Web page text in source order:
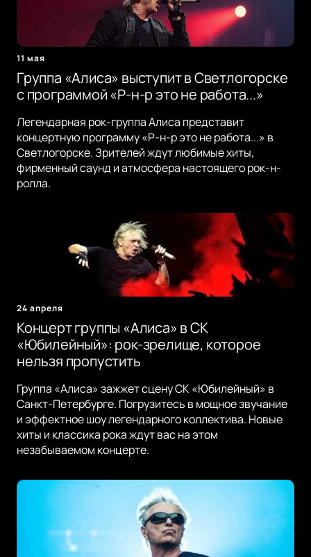
11 мая
Группа «Алиса» выступит в Светлогорске
с программой «Р-н-р это не работа...»
Легендарная рок-группа Алиса представит
концертную программу «Р-н-р это не работа...» в
Светлогорске. Зрителей ждут любимые хиты,
фирменный саунд и атмосфера настоящего рок-н-
ролла.
24 апреля
Концерт группы «Алиса» в СК
«Юбилейный»: рок-зрелище, которое
нельзя пропустить
Группа «Алиса» зажжет сцену СК «Юбилейный» в
Санкт-Петербурге. Погрузитесь в мощное звучание
и эффектное шоу легендарного коллектива. Новые
хиты и классика рока ждут вас на этом
незабываемом концерте.